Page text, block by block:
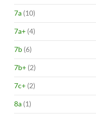
7a (10)
7a+ (4)
7b (6)
7b+ (2)
7c+ (2)
8a (1)